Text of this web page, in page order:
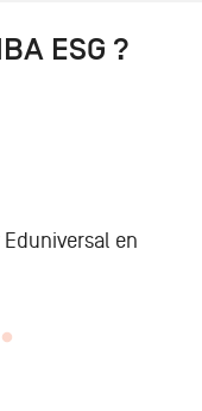
ESG ?
en